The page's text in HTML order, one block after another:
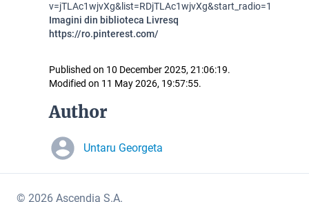
v=jTLAc1wjvXg&list=RDjTLAc1wjvXg&start_radio=1
Imagini din biblioteca Livresq
https://ro.pinterest.com/
Published on 10 December 2025, 21:06:19.
Modified on 11 May 2026, 19:57:55.
Author
Untaru Georgeta
© 2026 Ascendia S.A.